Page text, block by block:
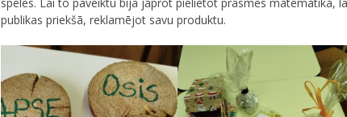
publikas priekšā, reklamējot savu produktu.